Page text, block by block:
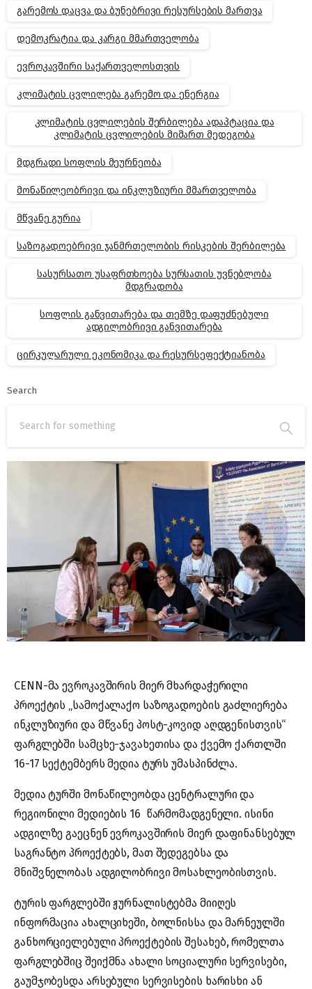
გარემოს დაცვა და ბუნებრივი რესურსების მართვა
დემოკრატია და კარგი მმართველობა
ევროკავშირი საქართველოსთვის
კლიმატის ცვლილება გარემო და ენერგია
კლიმატის ცვლილების შერბილება ადაპტაცია და
კლიმატის ცვლილების მიმართ მედეგობა
მდგრადი სოფლის მეურნეობა
მონაწილეობრივი და ინკლუზიური მმართველობა
მწვანე გურია
საზოგადოებრივი ჯანმრთელობის რისკების შერბილება
სასურსათო უსაფრთხოება სურსათის უვნებლობა
მდგრადობა
სოფლის განვითარება და თემზე დაფუძნებული
ადგილობრივი განვითარება
ცირკულარული ეკონომიკა და რესურსეფექტიანობა
Search
CENN-მა ევროკავშირის მიერ მხარდაჭერილი
პროექტის „სამოქალაქო საზოგადოების გაძლიერება
ინკლუზიური და მწვანე პოსტ-კოვიდ აღდგენისთვის“
ფარგლებში სამცხე-ჯავახეთისა და ქვემო ქართლში
16-17 სექტემბერს მედია ტურს უმასპინძლა.
მედია ტურში მონაწილეობდა ცენტრალური და
რეგიონილი მედიების 16 წარმომადგენელი. ისინი
ადგილზე გაეცნენ ევროკავშირის მიერ დაფინანსებულ
საგრანტო პროექტებს, მათ შედეგებსა და
მნიშვნელობას ადგილობრივი მოსახლეობისთვის.
ტურის ფარგლებში ჟურნალისტებმა მიიღეს
ინფორმაცია ახალციხეში, ბოლნისსა და მარნეულში
განხორციელებული პროექტების შესახებ, რომელთა
ფარგლებშიც შეიქმნა ახალი სოციალური სერვისები,
გაუმჯობესდა არსებული სერვისების ხარისხი ან